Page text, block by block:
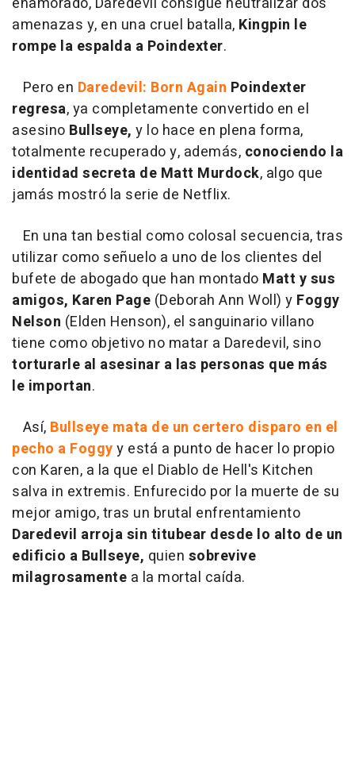
amenazas y, en una cruel batalla, Kingpin le
rompe la espalda a Poindexter.
Pero en Daredevil: Born Again Poindexter
regresa, ya completamente convertido en el
asesino Bullseye, y lo hace en plena forma,
totalmente recuperado y, además, conociendo la
identidad secreta de Matt Murdock, algo que
jamás mostró la serie de Netflix.
En una tan bestial como colosal secuencia, tras
utilizar como señuelo a uno de los clientes del
bufete de abogado que han montado Matt y sus
amigos, Karen Page (Deborah Ann Woll) y Foggy
Nelson (Elden Henson), el sanguinario villano
tiene como objetivo no matar a Daredevil, sino
torturarle al asesinar a las personas que más
le importan.
Así, Bullseye mata de un certero disparo en el
pecho a Foggyy está a punto de hacer lo propio
con Karen, a la que el Diablo de Hell's Kitchen
salva in extremis. Enfurecido por la muerte de su
mejor amigo, tras un brutal enfrentamiento
Daredevil arroja sin titubear desde lo alto de un
edificio a Bullseye, quien sobrevive
milagrosamente a la mortal caída.